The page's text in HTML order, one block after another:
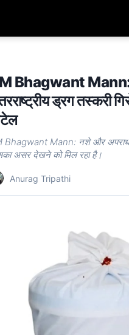
Bhagwant Mann:
ड्रग तस्करी
Bhagwant Mann: नशे और अपराध
असर देखने को मिल रहा है।
Anurag Tripathi